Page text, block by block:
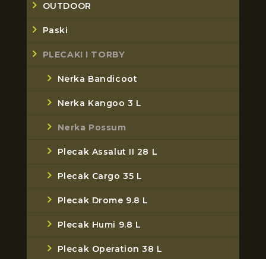
OUTDOOR
Paski
PLECAKI I TORBY
Nerka Bandicoot
Nerka Kangoo 3 L
Nerka Possum
Plecak Assalut II 28 L
Plecak Cargo 35 L
Plecak Drome 9.8 L
Plecak Humi 9.8 L
Plecak Operation 38 L